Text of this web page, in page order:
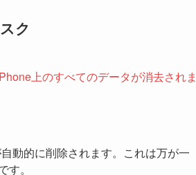
ク
上のすべてのデータが消去されま
動的に削除されます。これは万が一
。